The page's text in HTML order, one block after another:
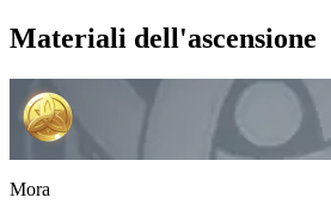
Materiali dell'ascensione
Mora